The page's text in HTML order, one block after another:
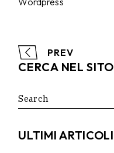
PREV
CERCA NEL SITO
Search
for:
ULTIMI ARTICOLI